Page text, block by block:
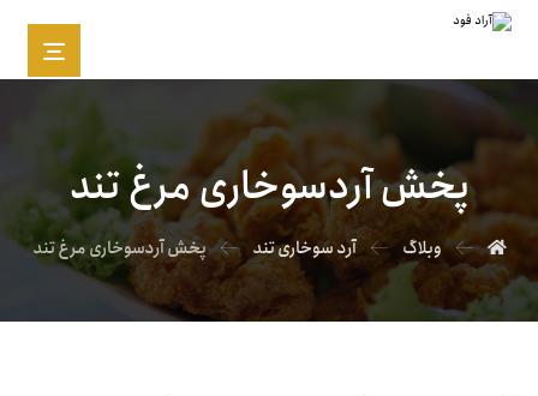
پخش آردسوخاری مرغ تند
وبلاگ آرد سوخاری تند پخش آردسوخاری مرغ تند